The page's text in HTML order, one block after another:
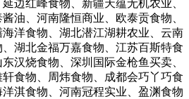
边红峰食物、新疆天蕴无机农业、
油、河南隆恒商业、欧泰贡食物、
洋食物、湖北潜江湖耕农业、云南
湖北金福万嘉食物、江苏百斯特食
汉烧食物、深圳国际金枪鱼买卖、
食物、周炜食物、成都会巧丫巧食
淇食物、河南冠程实业、盈渊食物